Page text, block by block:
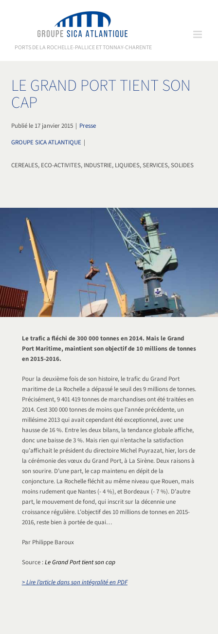
PORTS DE LA ROCHELLE-PALLICE ET TONNAY-CHARENTE
LE GRAND PORT TIENT SON
CAP
Publié le 17 janvier 2015 | Presse
GROUPE SICA ATLANTIQUE |
CEREALES, ECO-ACTIVITES, INDUSTRIE, LIQUIDES, SERVICES, SOLIDES
Le trafic a fléchi de 300 000 tonnes en 2014. Mais le Grand
Port Maritime, maintient son objectif de 10 millions de tonnes
en 2015-2016.
Pour la deuxième fois de son histoire, le trafic du Grand Port
maritime de La Rochelle a dépassé le seuil des 9 millions de tonnes.
Précisément, 9 401 419 tonnes de marchandises ont été traitées en
2014. Cest 300 000 tonnes de moins que l’année précédente, un
millésime 2013 qui avait cependant été exceptionnel, avec une
hausse de 16 %. Entre les deux bilans, la tendance globale affiche,
donc une baisse de 3 %. Mais rien qui n’entache la satisfaction
qu’affichait le président du directoire Michel Puyrazat, hier, lors de
la cérémonie des vœux du Grand Port, à La Sirène. Deux raisons à
son sourire. D’une part, le cap maintenu en dépit de la
conjoncture. La Rochelle fléchit au même niveau que Rouen, mais
moins rudement que Nantes (- 4 %), et Bordeaux (- 7 %). D’autre
part, le mouvement de fond, qui inscrit sur la décennie une
croissance régulière. L’objectif des 10 millions de tonnes en 2015-
2016, reste bien à portée de quai…
Par Philippe Baroux
Source :Le Grand Port tient son cap
> Lire l’article dans son intégralité en PDF